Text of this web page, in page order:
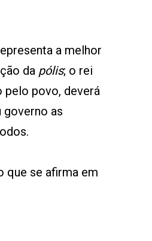
a melhor
da pólis; o rei
povo, deverá
governo as
que se afirma em